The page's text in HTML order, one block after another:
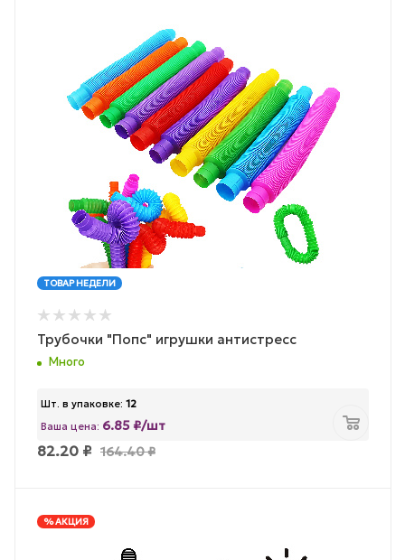
ТОВАР НЕДЕЛИ
Трубочки "Попс" игрушки антистресс
Много
Шт. в упаковке: 12
Ваша цена: 6.85 ₽/шт
82.20 ₽ 164.40₽
% АКЦИЯ